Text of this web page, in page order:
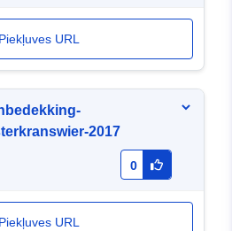
Piekļuves URL
2017
0
Piekļuves URL